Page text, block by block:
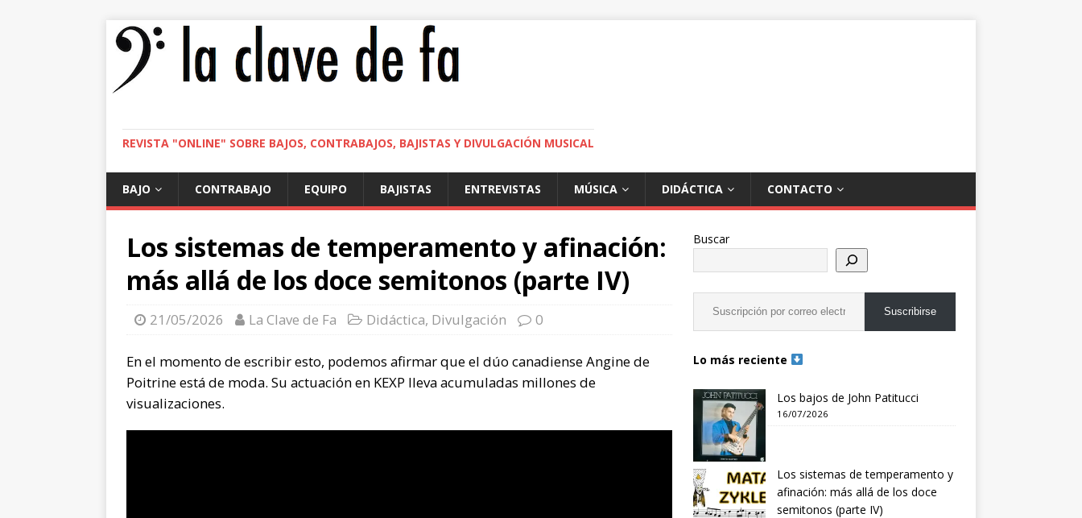
REVISTA "ONLINE" SOBRE BAJOS, CONTRABAJOS, BAJISTAS Y DIVULGACIÓN MUSICAL
BAJO CONTRABAJO EQUIPO BAJISTAS ENTREVISTAS MÚSICA DIDÁCTICA CONTACTO
Los sistemas de temperamento y afinación:
más allá de los doce semitonos (parte IV)
21/05/2026 La Clave de Fa Didáctica, Divulgación 0
En el momento de escribir esto, podemos afirmar que el dúo canadiense Angine de
Poitrine está de moda. Su actuación en KEXP lleva acumuladas millones de
visualizaciones.
Buscar
Suscribirse
Lo más reciente
Los bajos de John Patitucci
16/07/2026
Los sistemas de temperamento y
afinación: más allá de los doce
semitonos (parte IV)